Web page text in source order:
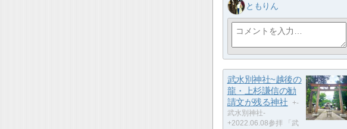
ともりん
武水別神社~越後の
龍・上杉謙信の勧
請文が残る神社
+-
武水別神社-
+2022.06.08参拝 「武